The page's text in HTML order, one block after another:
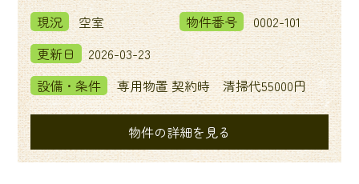
現況
空室 物件番号
0002-101
更新日
2026-03-23
設備・条件
専用物置 契約時 清掃代55000円
物件の詳細を見る